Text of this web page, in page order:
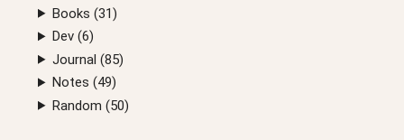
Books (31)
Dev (6)
Journal (85)
Notes (49)
Random (50)